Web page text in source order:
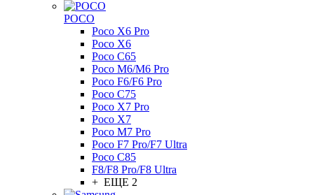
POCO
Poco X6 Pro
Poco X6
Poco C65
Poco M6/M6 Pro
Poco F6/F6 Pro
Poco C75
Poco X7 Pro
Poco X7
Poco M7 Pro
Poco F7 Pro/F7 Ultra
Poco C85
F8/F8 Pro/F8 Ultra
+ ЕЩЕ 2